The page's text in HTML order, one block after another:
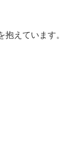
えています。